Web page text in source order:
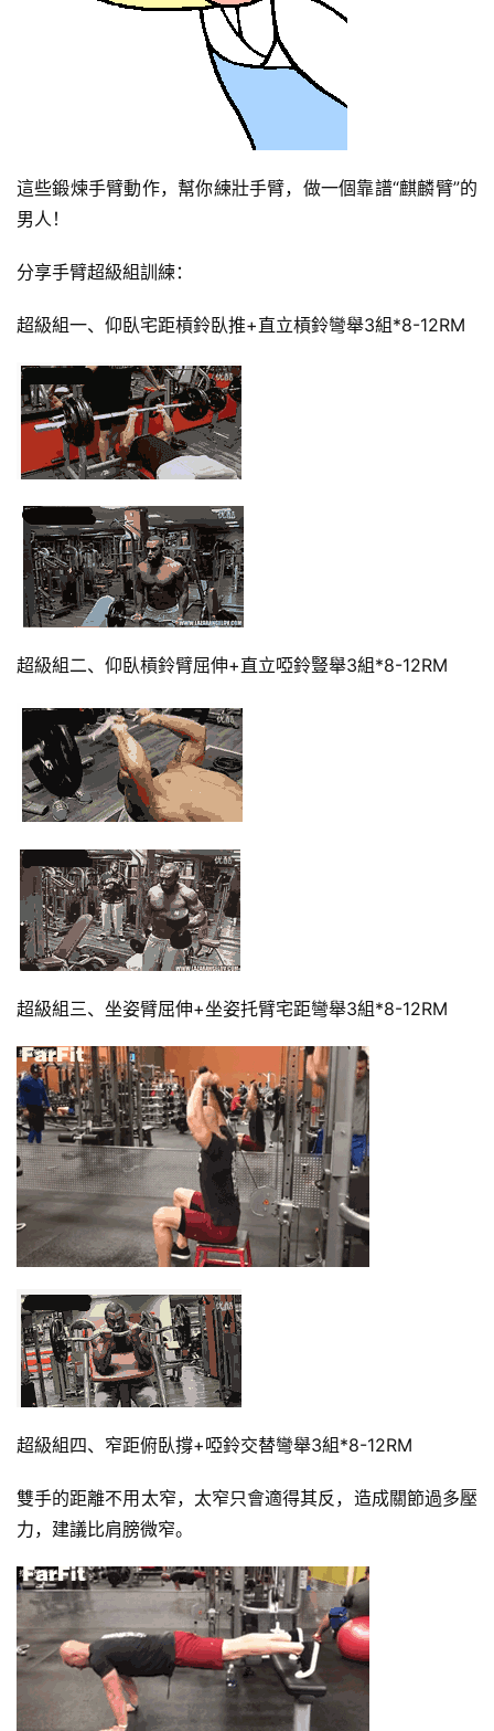
訓
練
得
力
訓
練
增
計
劃
瑜
伽
視
頻
這些鍛煉手臂動作，幫你練壯手臂，做一個靠譜“麒麟臂”的
男人！
分享手臂超級組訓練：
超級組一、仰臥宅距槓鈴臥推+直立槓鈴彎舉3組*8-12RM
超級組二、仰臥槓鈴臂屈伸+直立啞鈴豎舉3組*8-12RM
超級組三、坐姿臂屈伸+坐姿托臂宅距彎舉3組*8-12RM
超級組四、窄距俯臥撐+啞鈴交替彎舉3組*8-12RM
雙手的距離不用太窄，太窄只會適得其反，造成關節過多壓
力，建議比肩膀微窄。